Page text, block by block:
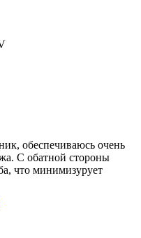
обеспечиваюсь очень
С обатной стороны
что минимизурует